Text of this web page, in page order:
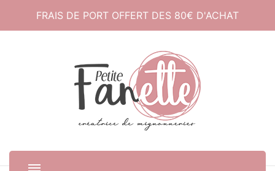
FRAIS DE PORT OFFERT DES 80€ D'ACHAT
Petite Fanette
Créatrice de mignonneries